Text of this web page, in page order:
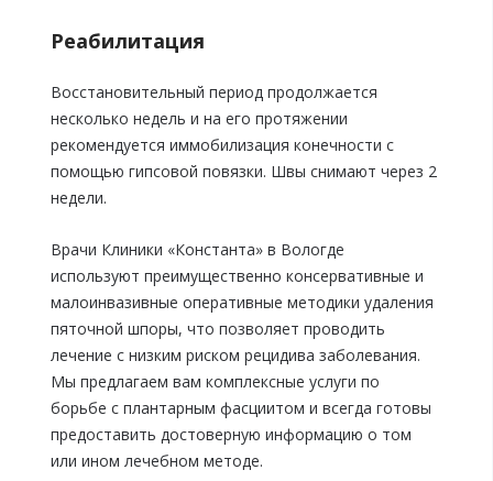
Реабилитация
Восстановительный период продолжается
несколько недель и на его протяжении
рекомендуется иммобилизация конечности с
помощью гипсовой повязки. Швы снимают через 2
недели.
Врачи Клиники «Константа» в Вологде
используют преимущественно консервативные и
малоинвазивные оперативные методики удаления
пяточной шпоры, что позволяет проводить
лечение с низким риском рецидива заболевания.
Мы предлагаем вам комплексные услуги по
борьбе с плантарным фасциитом и всегда готовы
предоставить достоверную информацию о том
или ином лечебном методе.